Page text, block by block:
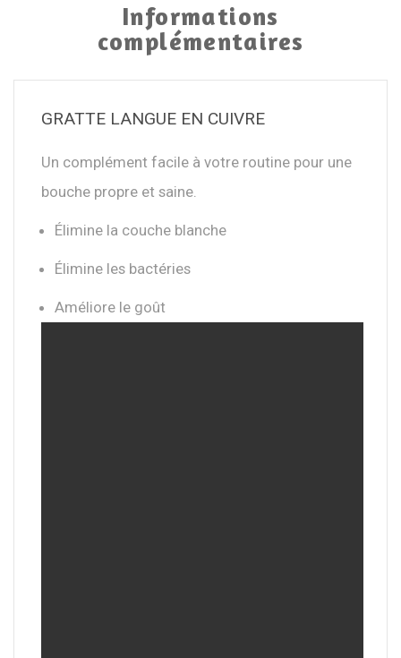
Informations
complémentaires
GRATTE LANGUE EN CUIVRE
Un complément facile à votre routine pour une
bouche propre et saine.
Élimine la couche blanche
Élimine les bactéries
Améliore le goût